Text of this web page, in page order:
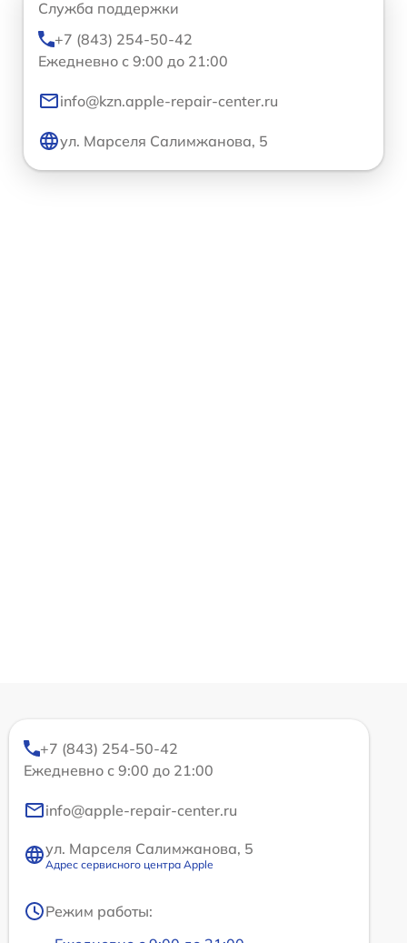
Служба поддержки
+7 (843) 254-50-42
Ежедневно с 9:00 до 21:00
info@kzn.apple-repair-center.ru
ул. Марселя Салимжанова, 5
+7 (843) 254-50-42
Ежедневно с 9:00 до 21:00
info@apple-repair-center.ru
ул. Марселя Салимжанова, 5
Адрес сервисного центра Apple
Режим работы: